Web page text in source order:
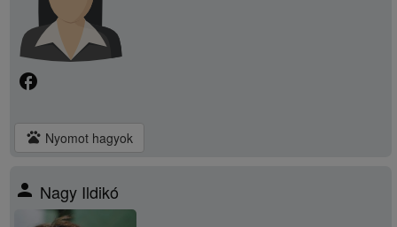
facebook
pets Nyomot hagyok
person Nagy Ildikó